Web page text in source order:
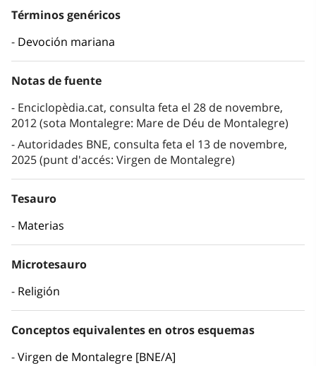
Términos genéricos
Devoción mariana
Notas de fuente
Enciclopèdia.cat, consulta feta el 28 de novembre,
2012 (sota Montalegre: Mare de Déu de Montalegre)
Autoridades BNE, consulta feta el 13 de novembre,
2025 (punt d'accés: Virgen de Montalegre)
Tesauro
Materias
Microtesauro
Religión
Conceptos equivalentes en otros esquemas
Virgen de Montalegre [BNE/A]